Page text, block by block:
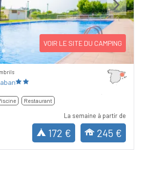
Next
VOIR LE SITE DU CAMPING
Restaurant
La semaine à partir de
172 € 245 €